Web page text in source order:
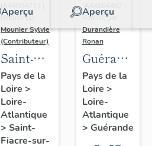
Aperçu
IA44004713 |
Réalisé par
Mounier Sylvie
(Contributeur)
Saint-
Fiacre-
sur-
Maine :
présentation
de
Pays de la
Loire >
Loire-
Atlantique
> Saint-
Fiacre-sur-
Aperçu
IA44004487 |
Réalisé par
Durandière
Ronan
Guérande
:
de la
commune
et de
Pays de la
Loire >
Loire-
Atlantique
> Guérande